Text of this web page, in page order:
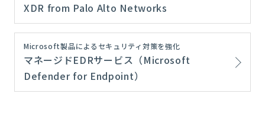
XDR from Palo Alto Networks
Microsoft製品によるセキュリティ対策を強化
マネージドEDRサービス（Microsoft
Defender for Endpoint）